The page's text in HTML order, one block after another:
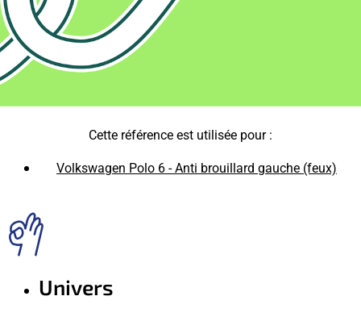
Cette référence est utilisée pour :
Volkswagen Polo 6 - Anti brouillard gauche (feux)
Univers